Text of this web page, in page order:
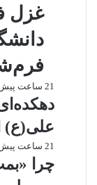
غزل
21 ساعت پیش
21 ساعت پیش
چرا